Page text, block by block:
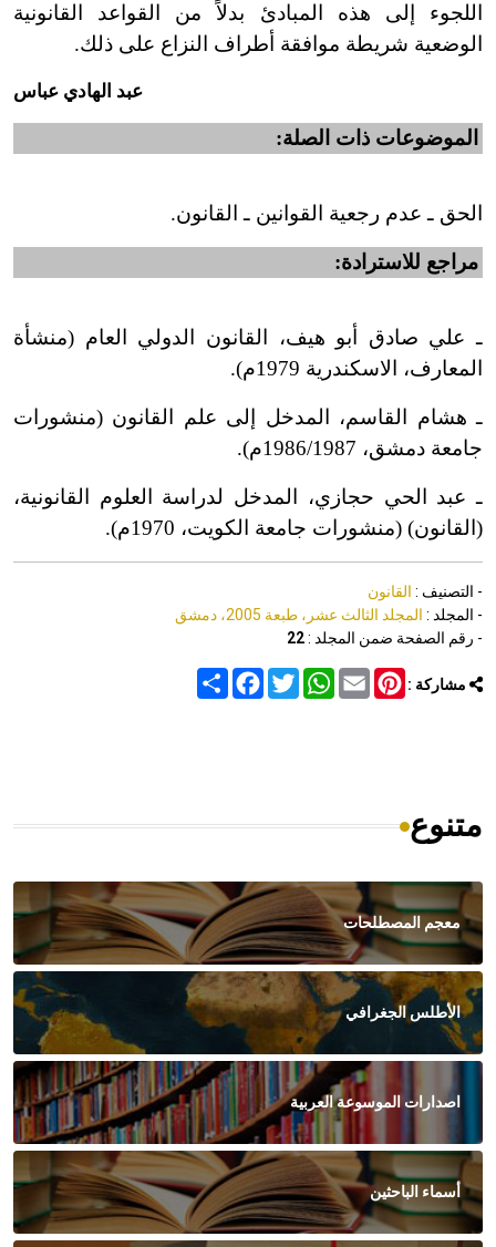
اللجوء إلى هذه المبادئ بدلاً من القواعد القانونية
الوضعية شريطة موافقة أطراف النزاع على ذلك.
عبد الهادي عباس
الموضوعات ذات الصلة:
الحق ـ عدم رجعية القوانين ـ القانون.
مراجع للاسترادة:
ـ علي صادق أبو هيف، القانون الدولي العام (منشأة
المعارف، الاسكندرية 1979م).
ـ هشام القاسم، المدخل إلى علم القانون (منشورات
جامعة دمشق، 1986/1987م).
ـ عبد الحي حجازي، المدخل لدراسة العلوم القانونية،
(القانون) (منشورات جامعة الكويت، 1970م).
- التصنيف : القانون
- المجلد : المجلد الثالث عشر، طبعة 2005، دمشق
- رقم الصفحة ضمن المجلد :22
مشاركة : Share
FacebookTwitter
WhatsAppEmail
Pinterest
متنوع
معجم المصطلحات
الأطلس الجغرافي
اصدارات الموسوعة العربية
أسماء الباحثين